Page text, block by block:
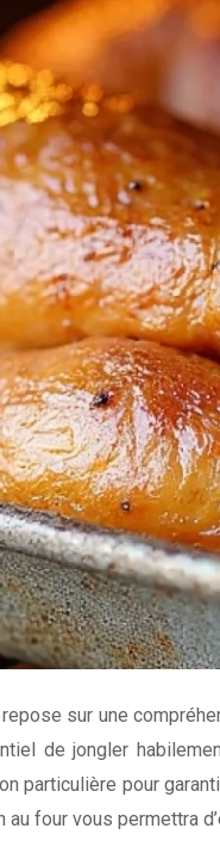
sur une
de jongler
particulière pour
four vous permettra